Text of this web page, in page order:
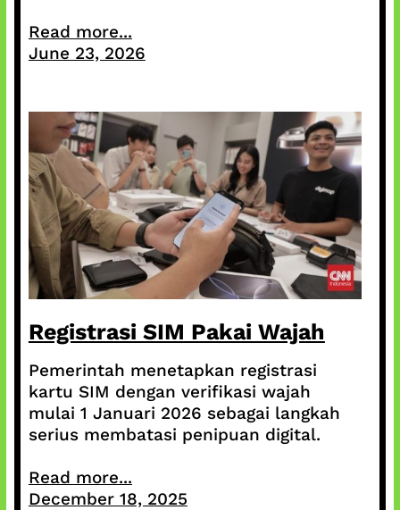
Read more...
June 23, 2026
Registrasi SIM Pakai Wajah
Pemerintah menetapkan registrasi
kartu SIM dengan verifikasi wajah
mulai 1 Januari 2026 sebagai langkah
serius membatasi penipuan digital.
Read more...
December 18, 2025